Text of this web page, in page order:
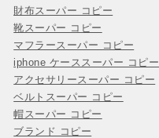
財布スーパー コピー
靴スーパー コピー
マフラースーパー コピー
iphone ケーススーパー コピー
アクセサリースーパー コピー
ベルトスーパー コピー
帽スーパー コピー
ブランド コピー